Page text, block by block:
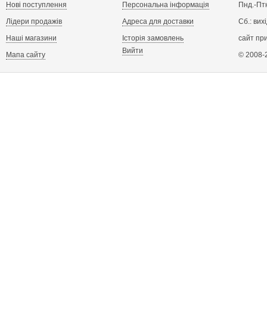
Нові поступлення
Лідери продажів
Наші магазини
Мапа сайту
Персональна інформація
Адреса для доставки
Історія замовлень
Вийти
Пнд.-
Сб.:
сайт
© 2008-